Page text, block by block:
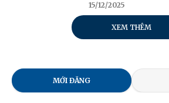
15/12/2025
XEM THÊM
MỚI ĐĂNG